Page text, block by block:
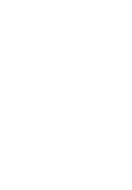
Zgrade
žicom:
Koliko